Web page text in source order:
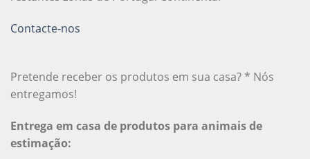
Contacte-nos
Pretende receber os produtos em sua casa? * Nós
entregamos!
Entrega em casa de produtos para animais de
estimação: